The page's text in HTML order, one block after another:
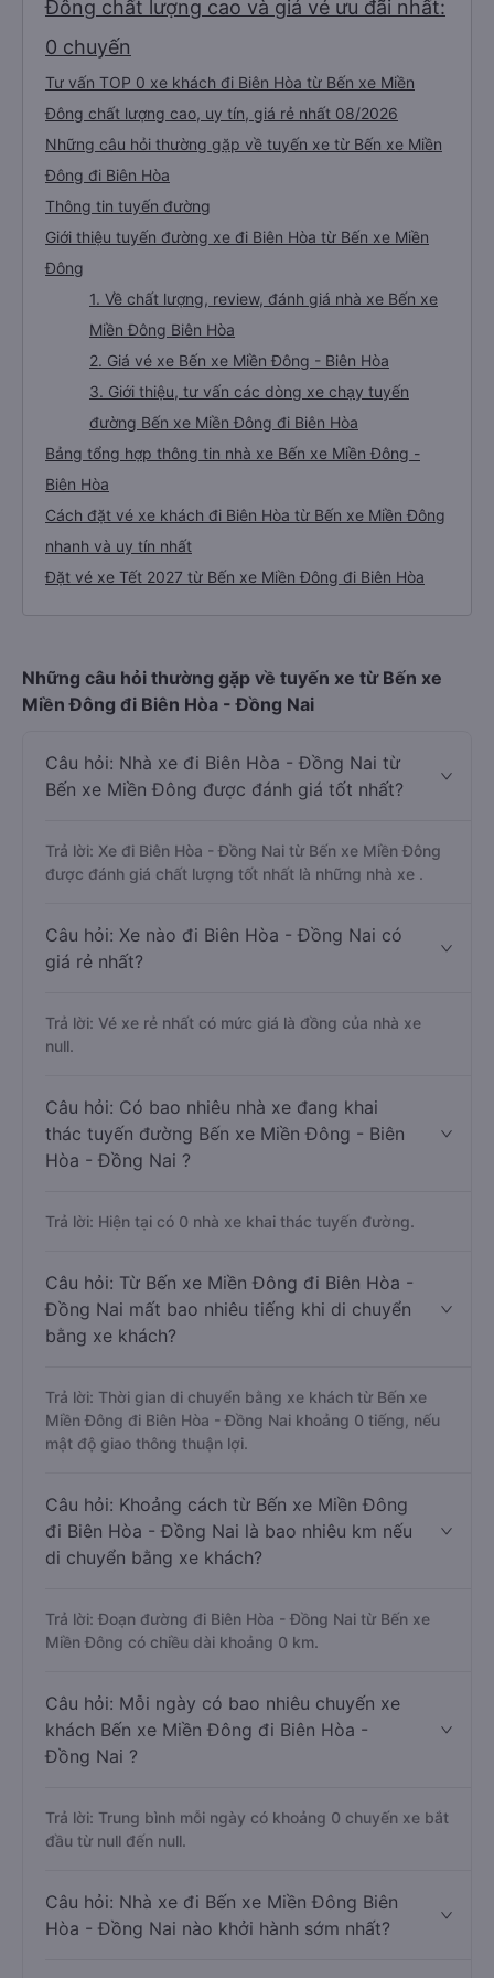
tôi hỏi mọi người, tôi có thể sử dụng xe đưa đón được không. Họ có dịch vụ
xế đưa đón đã đưa tôi đến đúng nơi. Tôi thực sự đánh giá cao mọi thứ. Tôi hi
vọng được gặp bạn lần nữa.
Đông chất lượng cao và giá vé ưu đãi nhất:
0 chuyến
Tư vấn TOP 0 xe khách đi Biên Hòa từ Bến xe Miền
Đông chất lượng cao, uy tín, giá rẻ nhất 08/2026
Những câu hỏi thường gặp về tuyến xe từ Bến xe Miền
Đông đi Biên Hòa
Thông tin tuyến đường
Giới thiệu tuyến đường xe đi Biên Hòa từ Bến xe Miền
Đông
1. Về chất lượng, review, đánh giá nhà xe Bến xe
Miền Đông Biên Hòa
2. Giá vé xe Bến xe Miền Đông - Biên Hòa
3. Giới thiệu, tư vấn các dòng xe chạy tuyến
đường Bến xe Miền Đông đi Biên Hòa
Bảng tổng hợp thông tin nhà xe Bến xe Miền Đông -
Biên Hòa
Cách đặt vé xe khách đi Biên Hòa từ Bến xe Miền Đông
nhanh và uy tín nhất
Đặt vé xe Tết 2027 từ Bến xe Miền Đông đi Biên Hòa
Những câu hỏi thường gặp về tuyến xe từ Bến xe
Miền Đông đi Biên Hòa - Đồng Nai
Câu hỏi: Nhà xe đi Biên Hòa - Đồng Nai từ
Bến xe Miền Đông được đánh giá tốt nhất?
Trả lời: Xe đi Biên Hòa - Đồng Nai từ Bến xe Miền Đông
được đánh giá chất lượng tốt nhất là những nhà xe .
Câu hỏi: Xe nào đi Biên Hòa - Đồng Nai có
giá rẻ nhất?
Trả lời: Vé xe rẻ nhất có mức giá là đồng của nhà xe
null.
Câu hỏi: Có bao nhiêu nhà xe đang khai
thác tuyến đường Bến xe Miền Đông - Biên
Hòa - Đồng Nai ?
Trả lời: Hiện tại có 0 nhà xe khai thác tuyến đường.
Câu hỏi: Từ Bến xe Miền Đông đi Biên Hòa -
Đồng Nai mất bao nhiêu tiếng khi di chuyển
bằng xe khách?
Trả lời: Thời gian di chuyển bằng xe khách từ Bến xe
Miền Đông đi Biên Hòa - Đồng Nai khoảng 0 tiếng, nếu
mật độ giao thông thuận lợi.
Câu hỏi: Khoảng cách từ Bến xe Miền Đông
đi Biên Hòa - Đồng Nai là bao nhiêu km nếu
di chuyển bằng xe khách?
Trả lời: Đoạn đường đi Biên Hòa - Đồng Nai từ Bến xe
Miền Đông có chiều dài khoảng 0 km.
Câu hỏi: Mỗi ngày có bao nhiêu chuyến xe
khách Bến xe Miền Đông đi Biên Hòa -
Đồng Nai ?
Trả lời: Trung bình mỗi ngày có khoảng 0 chuyến xe bắt
đầu từ null đến null.
Câu hỏi: Nhà xe đi Bến xe Miền Đông Biên
Hòa - Đồng Nai nào khởi hành sớm nhất?